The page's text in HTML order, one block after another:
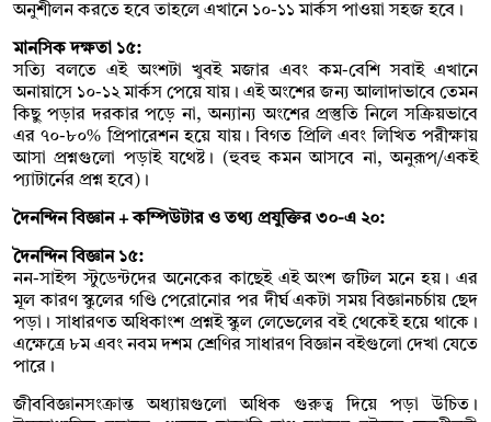
অনুশীলন করতে হবে তাহলে এখানে ১০-১১ মার্কস পাওয়া সহজ হবে।
মানসিক দক্ষতা ১৫:
সত্যি বলতে এই অংশটা খুবই মজার এবং কম-বেশি সবাই এখানে
অনায়াসে ১০-১২ মার্কস পেয়ে যায়। এই অংশের জন্য আলাদাভাবে তেমন
কিছু পড়ার দরকার পড়ে না, অন্যান্য অংশের প্রস্তুতি নিলে সক্রিয়ভাবে
এর ৭০-৮০% প্রিপারেশন হয়ে যায়। বিগত প্রিলি এবং লিখিত পরীক্ষায়
আসা প্রশ্নগুলো পড়াই যথেষ্ট। (হুবহু কমন আসবে না, অনুরূপ/একই
প্যাটার্নের প্রশ্ন হবে)।
দৈনন্দিন বিজ্ঞান + কম্পিউটার ও তথ্য প্রযুক্তির ৩০-এ ২০:
দৈনন্দিন বিজ্ঞান ১৫:
নন-সাইন্স স্টুডেন্টদের অনেকের কাছেই এই অংশ জটিল মনে হয়। এর
মূল কারণ স্কুলের গণ্ডি পেরোনোর পর দীর্ঘ একটা সময় বিজ্ঞানচর্চায় ছেদ
পড়া। সাধারণত অধিকাংশ প্রশ্নই স্কুল লেভেলের বই থেকেই হয়ে থাকে।
এক্ষেত্রে ৮ম এবং নবম দশম শ্রেণির সাধারণ বিজ্ঞান বইগুলো দেখা যেতে
পারে।
জীববিজ্ঞানসংক্রান্ত অধ্যায়গুলো অধিক গুরুত্ব দিয়ে পড়া উচিত।